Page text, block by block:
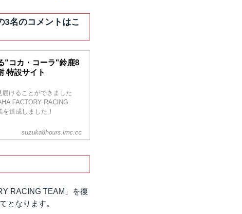
3名のコメントはこ
"コカ・コーラ"鈴鹿8
特設サイト
けることができました
FACTORY RACING
達成しました！
suzuka8hours.lrnc.cc
RACING TEAM」を復
となります。